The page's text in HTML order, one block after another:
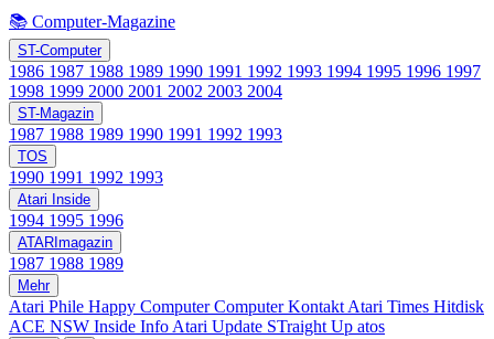
📚 Computer-Magazine
ST-Computer
1986 1987 1988 1989 1990 1991 1992 1993 1994 1995 1996 1997
1998 1999 2000 2001 2002 2003 2004
ST-Magazin
1987 1988 1989 1990 1991 1992 1993
TOS
1990 1991 1992 1993
Atari Inside
1994 1995 1996
ATARImagazin
1987 1988 1989
Mehr
Atari Phile Happy ComputerComputer Kontakt Atari Times Hitdisk
ACE NSW Inside Info Atari Update STraight Up atos